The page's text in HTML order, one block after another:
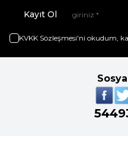
Kayıt Ol
KVKK Sözleşmesi'ni okudum,